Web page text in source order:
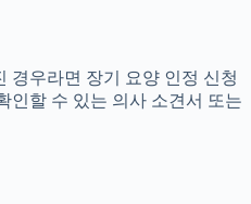
경우라면 장기 요양 인정 신청
인할 수 있는 의사 소견서 또는